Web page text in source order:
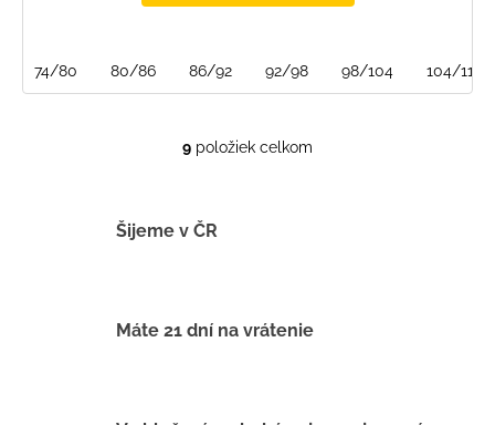
74/80 80/86 86/92 92/98 98/104 104/110
O
i
9 položiek celkom
Šijeme v ČR
Máte 21 dní na vrátenie